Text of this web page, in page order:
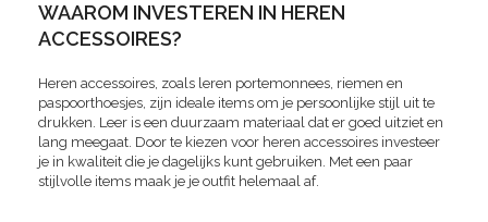
WAAROM INVESTEREN IN HEREN
ACCESSOIRES?
Heren accessoires, zoals leren portemonnees, riemen en
paspoorthoesjes, zijn ideale items om je persoonlijke stijl uit te
drukken. Leer is een duurzaam materiaal dat er goed uitziet en
lang meegaat. Door te kiezen voor heren accessoires investeer
je in kwaliteit die je dagelijks kunt gebruiken. Met een paar
stijlvolle items maak je je outfit helemaal af.